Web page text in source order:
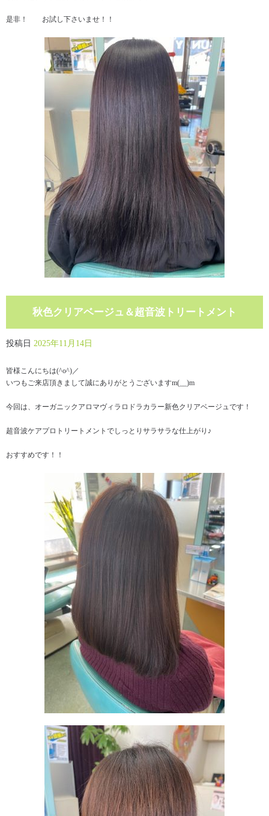
是非！ お試し下さいませ！！
秋色クリアベージュ＆超音波トリートメント
投稿日 2025年11月14日
皆様こんにちは(^o^)／
いつもご来店頂きまして誠にありがとうございますm(__)m
今回は、オーガニックアロマヴィラロドラカラー新色クリアベージュです！
超音波ケアプロトリートメントでしっとりサラサラな仕上がり♪
おすすめです！！